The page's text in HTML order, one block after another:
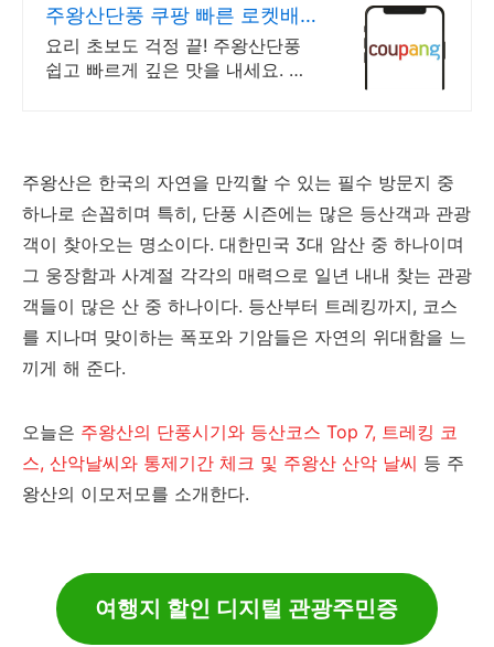
주왕산단풍 쿠팡 빠른 로켓배
송으로
요리 초보도 걱정 끝! 주왕산단풍
쉽고 빠르게 깊은 맛을 내세요. 한
주왕산은 한국의 자연을 만끽할 수 있는 필수 방문지 중
하나로 손꼽히며 특히, 단풍 시즌에는 많은 등산객과 관광
객이 찾아오는 명소이다. 대한민국 3대 암산 중 하나이며
그 웅장함과 사계절 각각의 매력으로 일년 내내 찾는 관광
객들이 많은 산 중 하나이다. 등산부터 트레킹까지, 코스
를 지나며 맞이하는 폭포와 기암들은 자연의 위대함을 느
끼게 해 준다.
오늘은 주왕산의 단풍시기와 등산코스 Top 7, 트레킹 코
스, 산악날씨와 통제기간 체크 및 주왕산 산악 날씨 등 주
왕산의 이모저모를 소개한다.
여행지 할인 디지털 관광주민증